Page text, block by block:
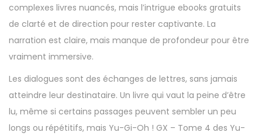
complexes livres nuancés, mais l’intrigue ebooks gratuits
de clarté et de direction pour rester captivante. La
narration est claire, mais manque de profondeur pour être
vraiment immersive.
Les dialogues sont des échanges de lettres, sans jamais
atteindre leur destinataire. Un livre qui vaut la peine d’être
lu, même si certains passages peuvent sembler un peu
longs ou répétitifs, mais Yu-Gi-Oh ! GX – Tome 4 des Yu-